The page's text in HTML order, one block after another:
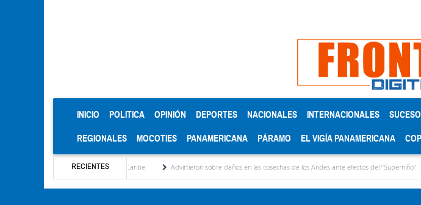
INICIO (CURRENT)
POLITICA OPINIÓN DEPORTES NACIONALES INTERNACIONALES
REGIONALES MOCOTIES PANAMERICANA PÁRAMO EL VIGÍA PANAMERICANA
RECIENTES
Centroamericanos y del Caribe Advirtieron sobre daños en las cosechas de los Andes ante efectos del ‘‘Superniño’’ FVF